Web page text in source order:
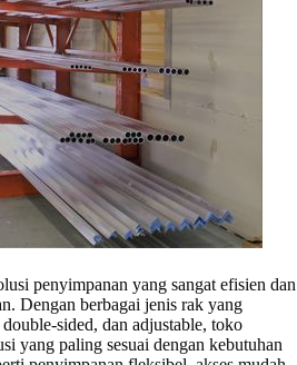
penyimpanan yang sangat efisien dan
Dengan berbagai jenis rak yang
sided, dan adjustable, toko
yang paling sesuai dengan kebutuhan